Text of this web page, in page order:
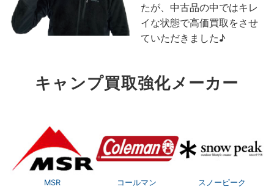
たが、中古品の中ではキレ
イな状態で高価買取をさせ
ていただきました♪
キャンプ買取強化メーカー
MSR コールマン スノーピーク